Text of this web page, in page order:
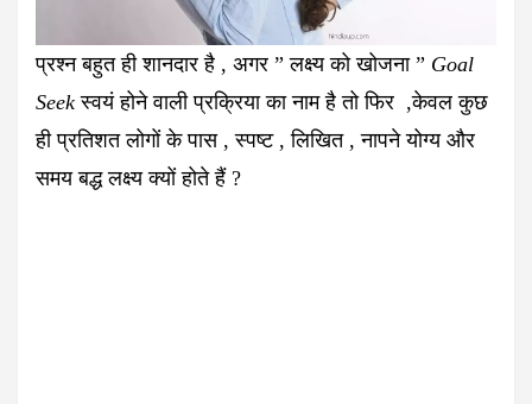
प्रश्नबहुत ही शानदार है , अगर ” लक्ष्य को खोजना ” Goal
Seek स्वयं होने वाली प्रक्रिया का नाम है तो फिर ,केवल कुछ
ही प्रतिशत लोगों के पास , स्पष्ट , लिखित , नापने योग्य और
समय बद्ध लक्ष्य क्यों होते हैं ?